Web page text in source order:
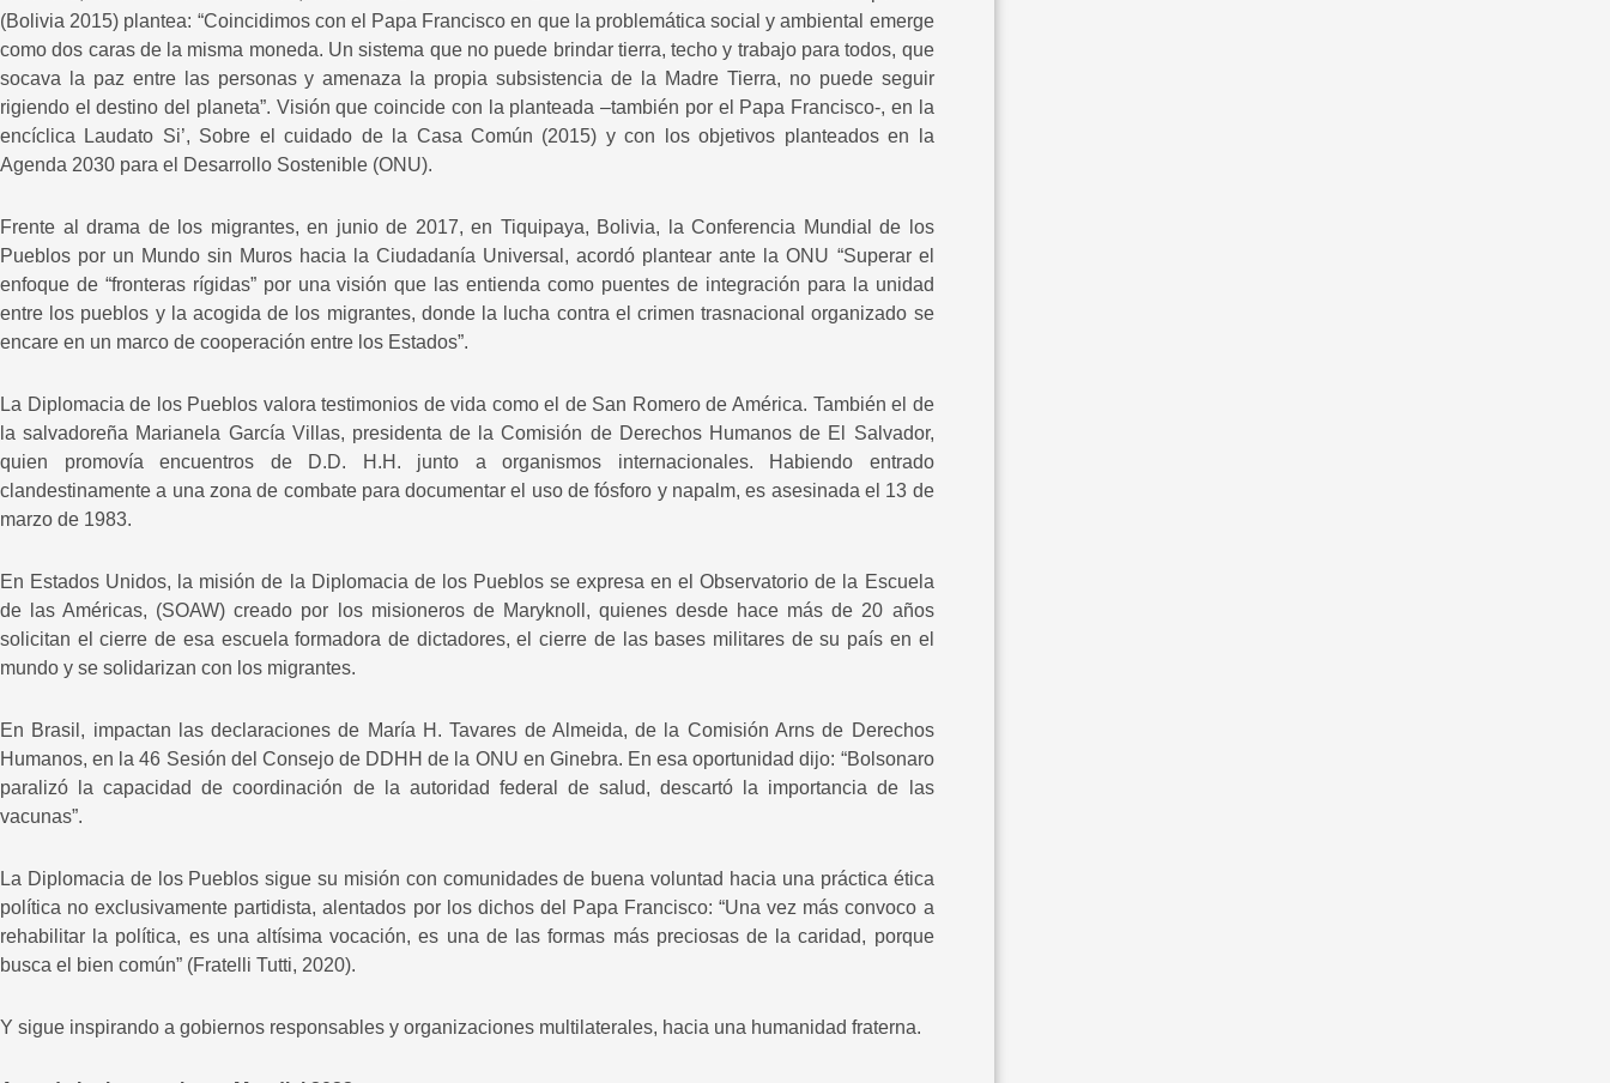
(Bolivia 2015) plantea: “Coincidimos con el Papa Francisco en que la problemática social y ambiental emerge
como dos caras de la misma moneda. Un sistema que no puede brindar tierra, techo y trabajo para todos, que
socava la paz entre las personas y amenaza la propia subsistencia de la Madre Tierra, no puede seguir
rigiendo el destino del planeta”. Visión que coincide con la planteada –también por el Papa Francisco-, en la
encíclica Laudato Si’, Sobre el cuidado de la Casa Común (2015) y con los objetivos planteados en la
Agenda 2030 para el Desarrollo Sostenible (ONU).
Frente al drama de los migrantes, en junio de 2017, en Tiquipaya, Bolivia, la Conferencia Mundial de los
Pueblos por un Mundo sin Muros hacia la Ciudadanía Universal, acordó plantear ante la ONU “Superar el
enfoque de “fronteras rígidas” por una visión que las entienda como puentes de integración para la unidad
entre los pueblos y la acogida de los migrantes, donde la lucha contra el crimen trasnacional organizado se
encare en un marco de cooperación entre los Estados”.
La Diplomacia de los Pueblos valora testimonios de vida como el de San Romero de América. También el de
la salvadoreña Marianela García Villas, presidenta de la Comisión de Derechos Humanos de El Salvador,
quien promovía encuentros de D.D. H.H. junto a organismos internacionales. Habiendo entrado
clandestinamente a una zona de combate para documentar el uso de fósforo y napalm, es asesinada el 13 de
marzo de 1983.
En Estados Unidos, la misión de la Diplomacia de los Pueblos se expresa en el Observatorio de la Escuela
de las Américas, (SOAW) creado por los misioneros de Maryknoll, quienes desde hace más de 20 años
solicitan el cierre de esa escuela formadora de dictadores, el cierre de las bases militares de su país en el
mundo y se solidarizan con los migrantes.
En Brasil, impactan las declaraciones de María H. Tavares de Almeida, de la Comisión Arns de Derechos
Humanos, en la 46 Sesión del Consejo de DDHH de la ONU en Ginebra. En esa oportunidad dijo: “Bolsonaro
paralizó la capacidad de coordinación de la autoridad federal de salud, descartó la importancia de las
vacunas”.
La Diplomacia de los Pueblos sigue su misión con comunidades de buena voluntad hacia una práctica ética
política no exclusivamente partidista, alentados por los dichos del Papa Francisco: “Una vez más convoco a
rehabilitar la política, es una altísima vocación, es una de las formas más preciosas de la caridad, porque
busca el bien común” (Fratelli Tutti, 2020).
Y sigue inspirando a gobiernos responsables y organizaciones multilaterales, hacia una humanidad fraterna.